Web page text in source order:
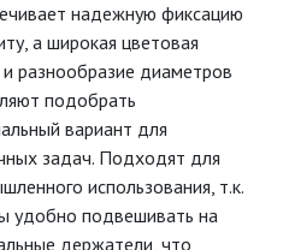
СКОБЫ ПЛАСТИКОВЫЕ
СОЕДИНИТЕЛЬНЫЕ
ЗАЖИМЫ (СИЗ)
ТРУБКА
(ТУТ)
ТРУБЫ ГЛАДКИЕ ПВХ
надежную фиксацию
а широкая цветовая
разнообразие диаметров
подобрать
вариант для
задач. Подходят для
использования, т.к.
удобно подвешивать на
держатели, что